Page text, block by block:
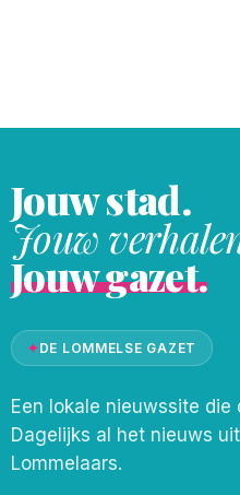
Jouw stad.
Jouw
Jouw gazet.
✦DE LOMMELSE GAZET
Een lokale nieuwssite
Dagelijks al het nieuws
Lommelaars.